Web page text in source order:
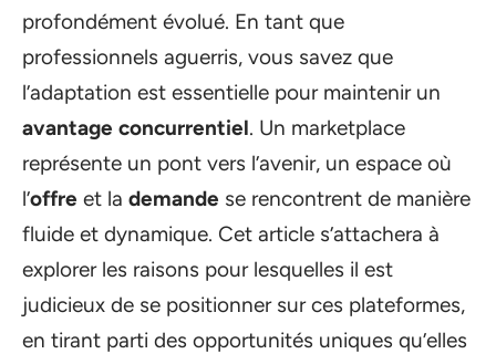
profondément évolué. En tant que
professionnels aguerris, vous savez que
l’adaptation est essentielle pour maintenir un
avantage concurrentiel. Un marketplace
représente un pont vers l’avenir, un espace où
l’offre et la demande se rencontrent de manière
fluide et dynamique. Cet article s’attachera à
explorer les raisons pour lesquelles il est
judicieux de se positionner sur ces plateformes,
en tirant parti des opportunités uniques qu’elles